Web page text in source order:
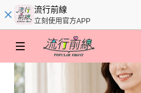
流行前線
立刻使用官方APP